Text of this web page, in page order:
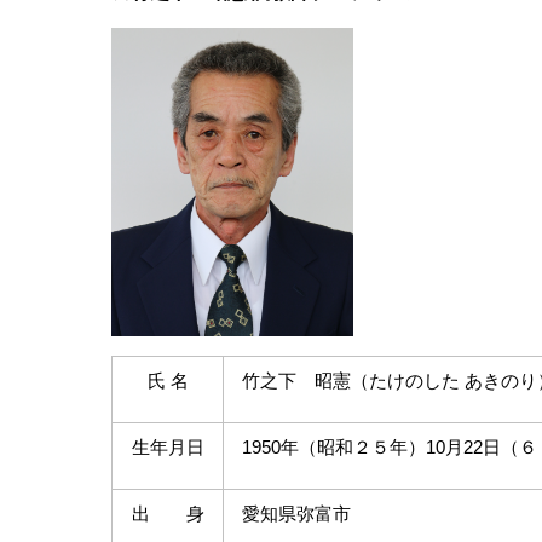
氏 名 竹之下 昭憲（たけのした あきのり
生年月日 1950年（昭和２５年）10月22日（６
出 身 愛知県弥富市